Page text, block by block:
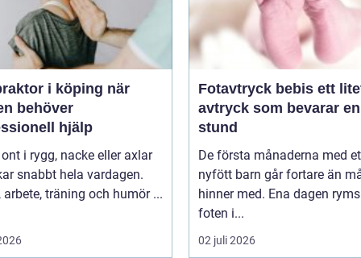
i köping när
behöver
hjälp
i rygg, nacke eller axlar
snabbt hela vardagen.
arbete, träning och humör ...
Fotavtryck bebis ett litet
avtryck som bevarar
stund
De första månaderna med
nyfött barn går fortare än
hinner med. Ena dagen
foten i...
02 juli 2026